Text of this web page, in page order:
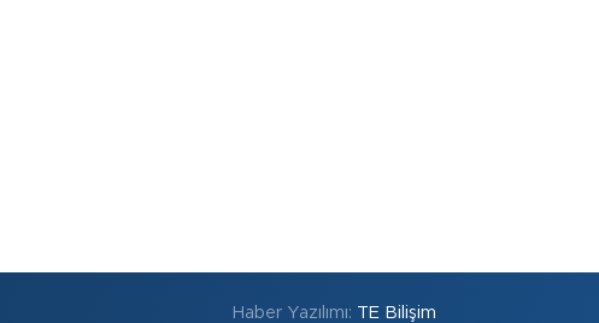
Haber Yazılımı: TE Bilişim